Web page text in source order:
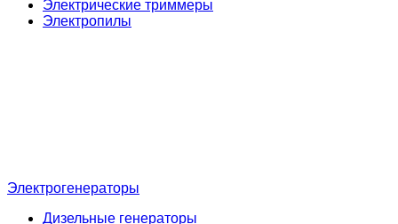
Электрические триммеры
Электропилы
Электрогенераторы
Дизельные генераторы